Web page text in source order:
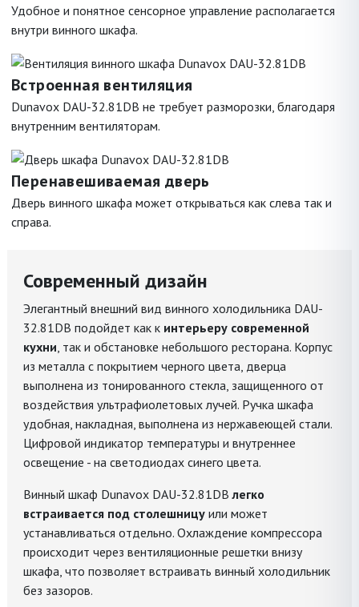
Удобное и понятное сенсорное управление располагается
внутри винного шкафа.
Встроенная вентиляция
Dunavox DAU-32.81DB не требует разморозки, благодаря
внутренним вентиляторам.
Перенавешиваемая дверь
Дверь винного шкафа может открываться как слева так и
справа.
Современный дизайн
Элегантный внешний вид винного холодильника DAU-
32.81DB подойдет как к интерьеру современной
кухни, так и обстановке небольшого ресторана. Корпус
из металла с покрытием черного цвета, дверца
выполнена из тонированного стекла, защищенного от
воздействия ультрафиолетовых лучей. Ручка шкафа
удобная, накладная, выполнена из нержавеющей стали.
Цифровой индикатор температуры и внутреннее
освещение - на светодиодах синего цвета.
Винный шкаф Dunavox DAU-32.81DBлегко
встраивается под столешницу или может
устанавливаться отдельно. Охлаждение компрессора
происходит через вентиляционные решетки внизу
шкафа, что позволяет встраивать винный холодильник
без зазоров.